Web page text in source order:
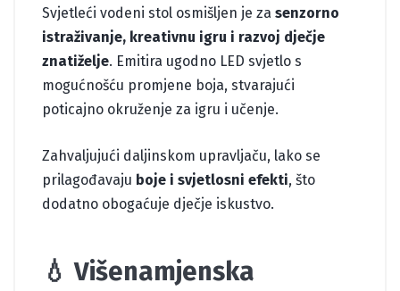
Svjetleći vodeni stol osmišljen je za senzorno
istraživanje, kreativnu igru i razvoj dječje
znatiželje. Emitira ugodno LED svjetlo s
mogućnošću promjene boja, stvarajući
poticajno okruženje za igru i učenje.
Zahvaljujući daljinskom upravljaču, lako se
prilagođavaju boje i svjetlosni efekti, što
dodatno obogaćuje dječje iskustvo.
💧 Višenamjenska